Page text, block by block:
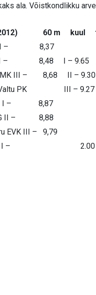
ala. Võistkondlikku
2012) 60 m kuul
G I – 8,37
G II – 8,48 I – 9.65
MK III – 8,68 II – 9.30
Valtu PK III – 9.27
G I – 8,87
G II – 8,88
EVK III – 9,79
VK I – 2.00